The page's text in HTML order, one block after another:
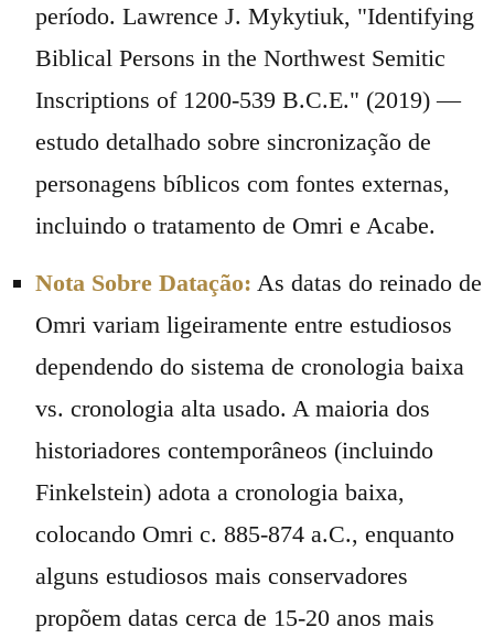
período. Lawrence J. Mykytiuk, "Identifying
Biblical Persons in the Northwest Semitic
Inscriptions of 1200-539 B.C.E." (2019) —
estudo detalhado sobre sincronização de
personagens bíblicos com fontes externas,
incluindo o tratamento de Omri e Acabe.
Nota Sobre Datação: As datas do reinado de
Omri variam ligeiramente entre estudiosos
dependendo do sistema de cronologia baixa
vs. cronologia alta usado. A maioria dos
historiadores contemporâneos (incluindo
Finkelstein) adota a cronologia baixa,
colocando Omri c. 885-874 a.C., enquanto
alguns estudiosos mais conservadores
propõem datas cerca de 15-20 anos mais